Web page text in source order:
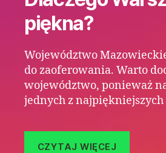
piękna?
Województwo
do zaoferowania. Warto
województwo, ponieważ
jednych z najpiękniejszych
CZYTAJ WIĘCEJ